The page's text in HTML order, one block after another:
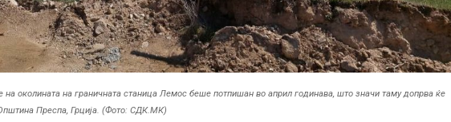
околината на граничната станица Лемос беше потпишан во април годинава, што значи таму допрва ќе
Преспа, Грција. (Фото: СДК.МК)